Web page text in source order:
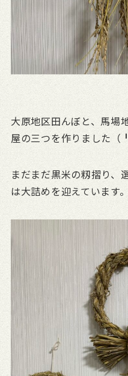
大原地区田んぼと、馬場
屋の三つを作りました
まだまだ黒米の籾摺り、
は大詰めを迎えています。